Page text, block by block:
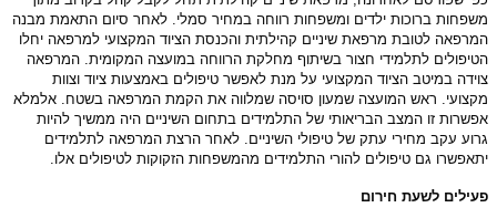
משפחות ברוכות ילדים ומשפחות רווחה במחיר סמלי. לאחר סיום התאמת מבנה
המרפאה לטובת מרפאת שיניים קהילתית והכנסת הציוד המקצועי למרפאה יחלו
הטיפולים לתלמידי חצור בשיתוף מחלקת הרווחה במועצה המקומית. המרפאה
צוידה במיטב הציוד המקצועי על מנת לאפשר טיפולים באמצעות ציוד וצוות
מקצועי. ראש המועצה שמעון סויסה שמלווה את הקמת המרפאה בשטח. אלמלא
אפשרות זו המצב הבריאותי של התלמידים בתחום השיניים היה ממשיך להיות
גרוע עקב מחירי עתק של טיפולי השיניים. לאחר הרצת המרפאה לתלמידים
יתאפשרו גם טיפולים להורי התלמידים מהמשפחות הזקוקות לטיפולים אלו.
פעילים לשעת חירום